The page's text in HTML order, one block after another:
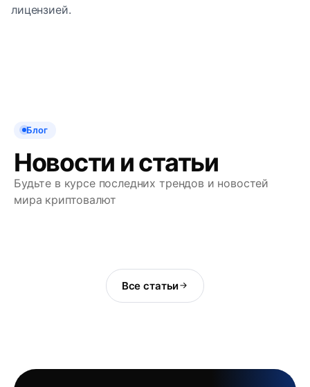
лицензией.
Блог
Новости и статьи
Будьте в курсе последних трендов и новостей
мира криптовалют
Все статьи